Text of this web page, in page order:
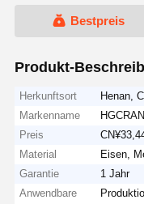
Bestpreis
Produkt-
Herkunftsort
Henan,
Markenname
Preis
Material
Eisen,
Garantie
1 Jahr
Anwendbare